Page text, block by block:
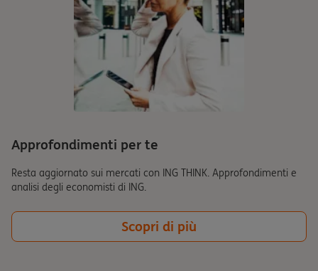
Approfondimenti per te
Resta aggiornato sui mercati con ING THINK. Approfondimenti e
analisi degli economisti di ING.
Scopri di più